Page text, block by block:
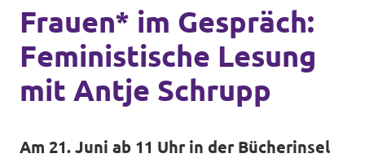
Lokale hessische Teams
Hessische Volt-Termine
Programm
Über Volt
Menschen
Frauen* im Gespräch:
Feministische Lesung
mit Antje Schrupp
Am 21. Juni ab 11 Uhr in der Bücherinsel